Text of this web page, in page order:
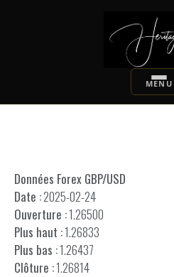
Données Forex GBP/USD
Date :2025-02-24
Ouverture :1.26500
Plus haut :1.26833
Plus bas :1.26437
Clôture :1.26814